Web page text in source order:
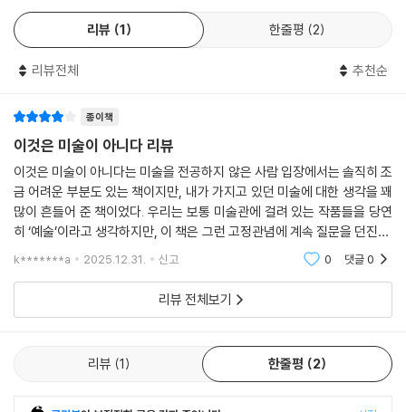
썼을 때 아마 그랬을 것이다.
--- p.134
하는 방식에 변화가 일어나기 시작했다. 미술관들은 더 이상 칼 프리드리
이 아니었다. 구박물관의 신고전주의적 파사드(facade)와, 각종 기업이
후원한 대히트 전시회들을 선전하는 대형 걸개들로 뒤덮인 메트로폴리탄
미술관을 비교해 보라. 메트로폴리탄 미술관 같은 박물관들은 이제 전시실
외에도 기념품 가게와 서점, 식당과 카페들로 구성되어 있다.
--- p.178
20세기 초의 미술은 대중매체의 발전과 연결지어 이해해야 한다. 20세기
의 전반기 동안 미술가들은 근본적으로 새롭고 더 나은 현대세계를 창조하
술, 라디오, 영화 등을 사용하고 싶어 했다. ‘새로운 시대’에 대한 관심과 혁
명적인 문화변동은 추상의 발전과 무관한 것이 아니었다.
늘날 문화에 의해 ‘차용’되어 미술로 변형된 것이라 주장한다.
예를 들어 시스티나 성당에 있는 미켈란젤로의 〈아담의 창조〉는 미술로 창
작된 것이 아니었다. 이 이미지는 단지 로마 교황의 권위와 성스런 의식을
화가 아무리 아름답다고 해도 미술은 아니(었)다.
빌렌도르프의 비너스상 또한 마찬가지다. 이 5인치짜리 인물상에 ‘빌렌도
르프의 비너스’라고 이름을 붙인 것도, 그리하여 이 상을 미술로 인식하기
시작한 것도 모두 현대에 와서의 일이다. 이 비너스상은 제작될 당시 단지
일상용품이었을 것이다. 이 조각상을 예술작품이라 부르는 것은 어떤 의미
에서는 현대인들의 속단이라고 저자는 지적한다.
그렇다면 저자가 주장하는 ‘미술’은 무엇일지에 관심이 이동한다. 뒤샹, 피
이라 말한다. 천재적인 재능을 지닌 작가가 예술에 대한 영감을 바탕으로
스스로 창조활동을 통해 만들어진 작품이 바로 미술이라는 것이다.
리뷰 1 한줄평 2
리뷰전체 추천순
종이책
이것은 미술이 아니다 리뷰
이것은 미술이 아니다는 미술을 전공하지 않은 사람 입장에서는 솔직히 조
금 어려운 부분도 있는 책이지만, 내가 가지고 있던 미술에 대한 생각을 꽤
많이 흔들어 준 책이었다. 우리는 보통 미술관에 걸려 있는 작품들을 당연
히 ‘예술’이라고 생각하지만, 이 책은 그런 고정관념에 계속 질문을 던진다.
특히 아주 오래된 고대 미술을 지금의 기준으로만 바라보는 게 얼마나 어
k*******a 2025.12.31. 신고 0 댓글0
리뷰 전체보기
리뷰 1 한줄평 2